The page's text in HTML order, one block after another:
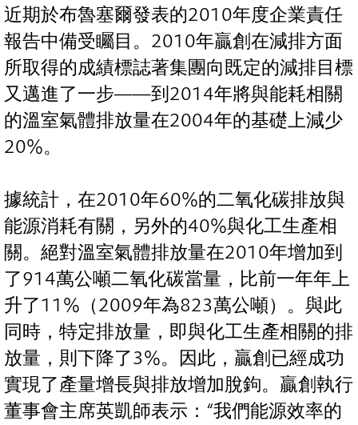
近期於布魯塞爾發表的2010年度企業責任
報告中備受矚目。2010年贏創在減排方面
所取得的成績標誌著集團向既定的減排目標
又邁進了一步——到2014年將與能耗相關
的溫室氣體排放量在2004年的基礎上減少
20%。
據統計，在2010年60%的二氧化碳排放與
能源消耗有關，另外的40%與化工生產相
關。絕對溫室氣體排放量在2010年增加到
了914萬公噸二氧化碳當量，比前一年年上
升了11%（2009年為823萬公噸）。與此
同時，特定排放量，即與化工生產相關的排
放量，則下降了3%。因此，贏創已經成功
實現了產量增長與排放增加脫鉤。贏創執行
董事會主席英凱師表示：“我們能源效率的